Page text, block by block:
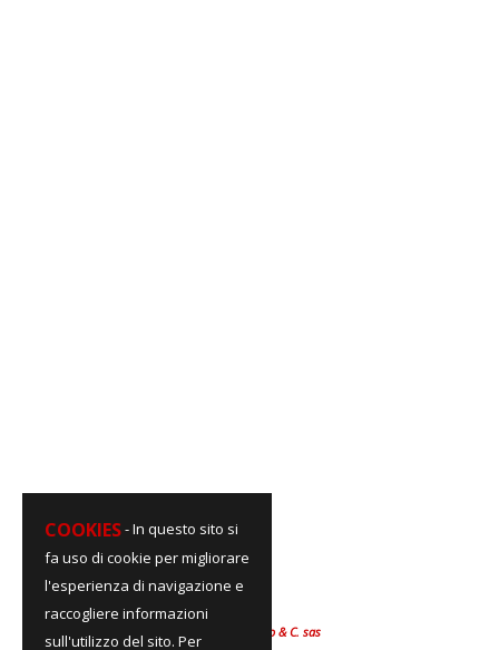
COOKIES- In questo sito si
fa uso di cookie per migliorare
l'esperienza di navigazione e
raccogliere informazioni
sull'utilizzo del sito. Perdi Polita Armando & C. sas